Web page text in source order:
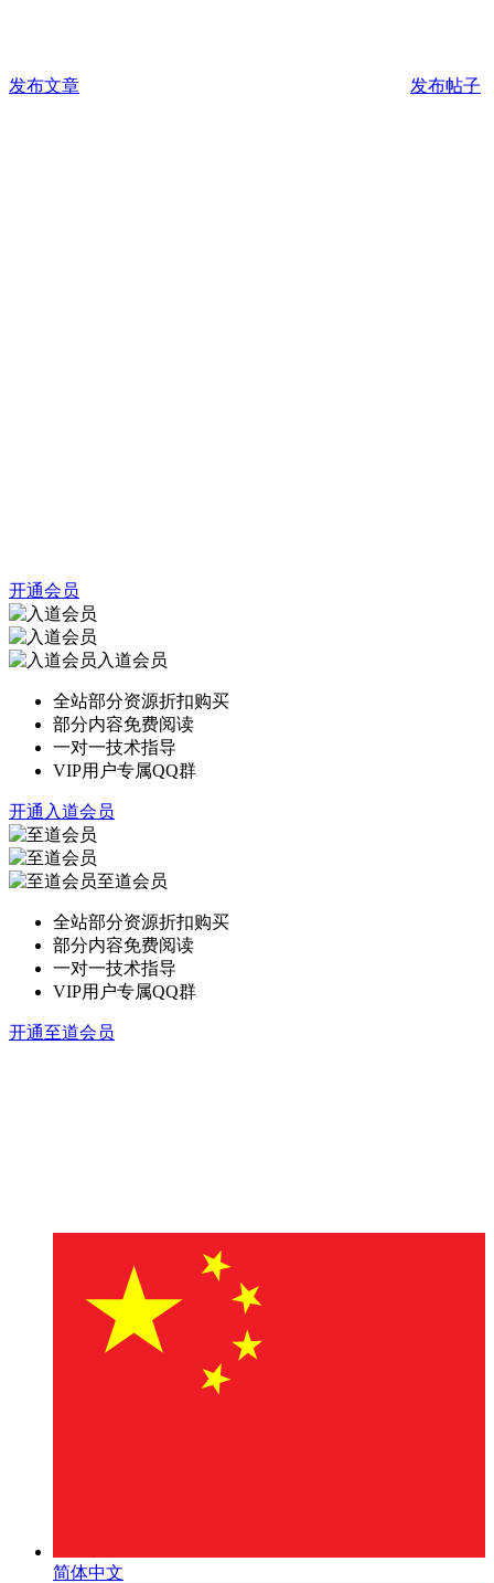
发布文章 发布帖子
开通会员
入道会员
全站部分资源折扣购买
部分内容免费阅读
一对一技术指导
VIP用户专属QQ群
开通入道会员
至道会员
全站部分资源折扣购买
部分内容免费阅读
一对一技术指导
VIP用户专属QQ群
开通至道会员
简体中文